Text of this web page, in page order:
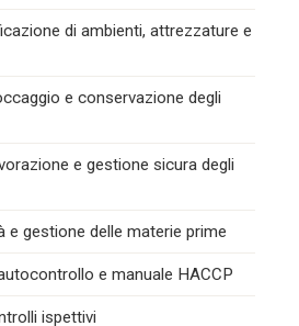
di ambienti, attrezzature e
e conservazione degli
e gestione sicura degli
e gestione delle materie prime
e manuale HACCP
ispettivi